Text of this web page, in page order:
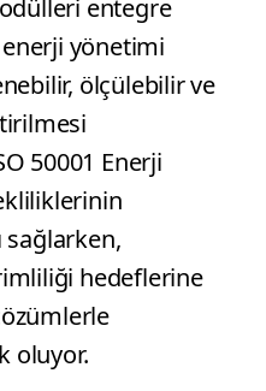
entegre
yönetimi
ölçülebilir ve
50001 Enerji
sağlarken,
hedeflerine
oluyor.